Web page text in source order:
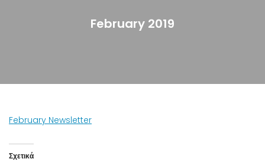
February 2019
February Newsletter
Σχετικά